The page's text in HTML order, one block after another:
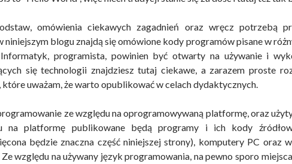
omówienia ciekawych zagadnień oraz wręcz potrzebą
blogu znajdą się omówione kody programów pisane w
programista, powinien być otwarty na używanie i
się technologii znajdziesz tutaj ciekawe, a zarazem proste
uważam, że warto opublikować w celach dydaktycznych.
ze względu na oprogramowywaną platformę, oraz
na platformę publikowane będą programy i ich kody
będzie znaczna część niniejszej strony), komputery PC oraz
względu na używany język programowania, na pewno sporo